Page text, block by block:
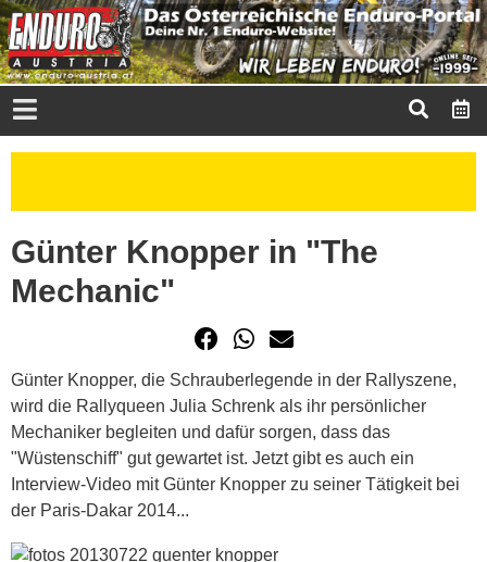
Günter Knopper in "The
Mechanic"
Günter Knopper, die Schrauberlegende in der Rallyszene,
wird die Rallyqueen Julia Schrenk als ihr persönlicher
Mechaniker begleiten und dafür sorgen, dass das
"Wüstenschiff" gut gewartet ist. Jetzt gibt es auch ein
Interview-Video mit Günter Knopper zu seiner Tätigkeit bei
der Paris-Dakar 2014...